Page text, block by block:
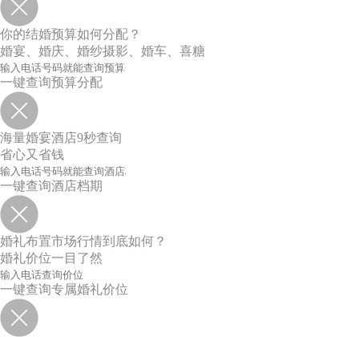
你的结婚预算如何分配？
婚宴、婚庆、婚纱摄影、婚车、喜糖
一键查询预算分配
海量婚宴酒店9秒查询
省心又省钱
一键查询酒店档期
婚礼布置市场行情到底如何？
婚礼价位一目了然
一键查询专属婚礼价位